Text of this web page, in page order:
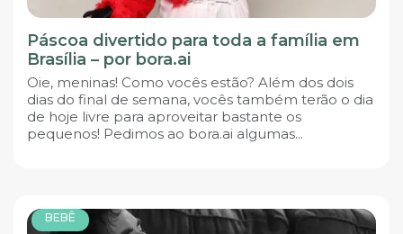
Páscoa divertido para toda a família em
Brasília – por bora.ai
Oie, meninas! Como vocês estão? Além dos dois
dias do final de semana, vocês também terão o dia
de hoje livre para aproveitar bastante os
pequenos! Pedimos ao bora.ai algumas...
BEBÊ